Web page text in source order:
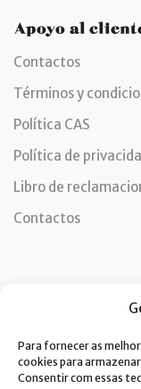
Para fornecer as
cookies para
Consentir com essas
Apoyo al
Contactos
Términos y
Política CAS
Política de
Libro de
Contactos